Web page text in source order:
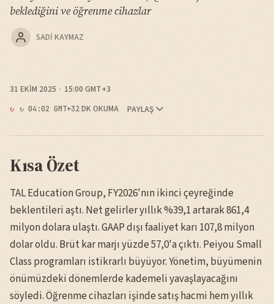
beklediğini ve öğrenme cihazlar
SADI KAYMAZ
31 EKIM 2025 15:00 GMT+3
↻ 04:02 GMT+32 DK OKUMA PAYLAŞ
Kısa Özet
TAL Education Group, FY2026'nın ikinci çeyreğinde
beklentileri aştı. Net gelirler yıllık %39,1 artarak 861,4
milyon dolara ulaştı. GAAP dışı faaliyet karı 107,8 milyon
dolar oldu. Brüt kar marjı yüzde 57,0'a çıktı. Peiyou Small
Class programları istikrarlı büyüyor. Yönetim, büyümenin
önümüzdeki dönemlerde kademeli yavaşlayacağını
söyledi. Öğrenme cihazları işinde satış hacmi hem yıllık